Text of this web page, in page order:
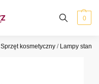
0
Sprzęt kosmetyczny / Lampy